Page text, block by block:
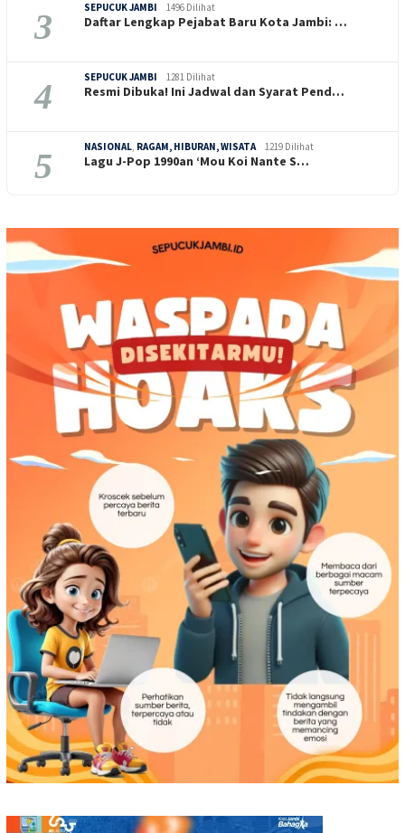
3 SEPUCUK JAMBI 1496 Dilihat
Daftar Lengkap Pejabat Baru Kota Jambi: …
4 SEPUCUK JAMBI 1281 Dilihat
Resmi Dibuka! Ini Jadwal dan Syarat Pend…
5 NASIONAL, RAGAM, HIBURAN, WISATA 1219 Dilihat
Lagu J-Pop 1990an ‘Mou Koi Nante S…